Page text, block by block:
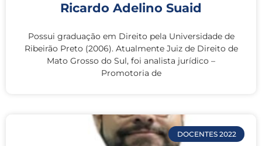
Ricardo Adelino Suaid
Possui graduação em Direito pela Universidade de
Ribeirão Preto (2006). Atualmente Juiz de Direito de
Mato Grosso do Sul, foi analista jurídico –
Promotoria de
DOCENTES 2022